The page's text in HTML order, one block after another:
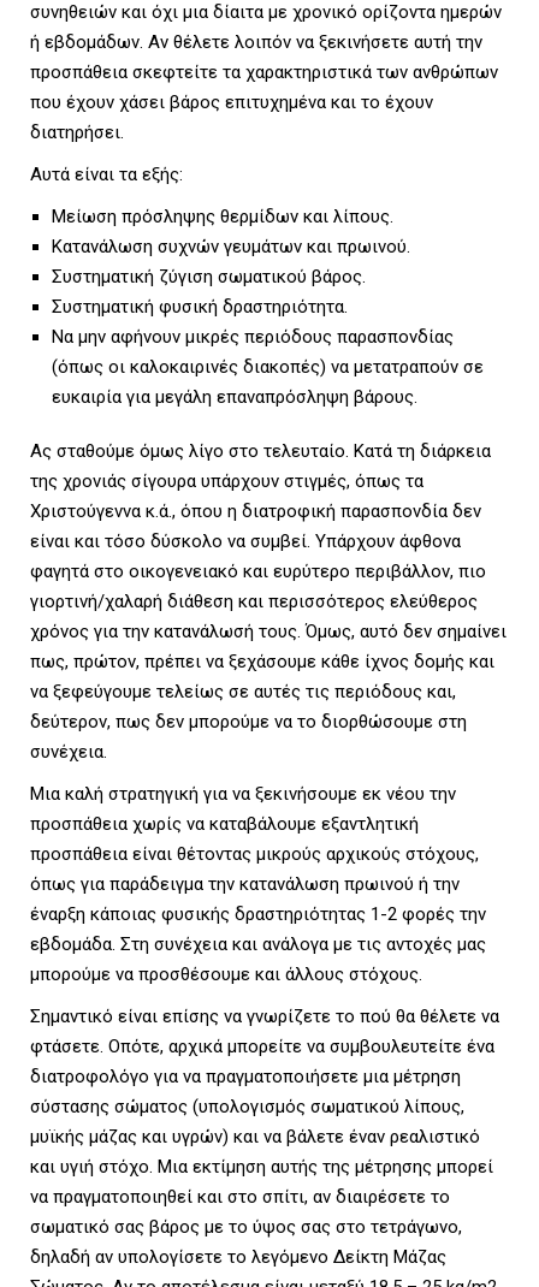
E
N
U
συνηθειών και όχι μια δίαιτα με χρονικό ορίζοντα ημερών
ή εβδομάδων. Αν θέλετε λοιπόν να ξεκινήσετε αυτή την
προσπάθεια σκεφτείτε τα χαρακτηριστικά των ανθρώπων
που έχουν χάσει βάρος επιτυχημένα και το έχουν
διατηρήσει.
Αυτά είναι τα εξής:
Μείωση πρόσληψης θερμίδων και λίπους.
Κατανάλωση συχνών γευμάτων και πρωινού.
Συστηματική ζύγιση σωματικού βάρος.
Συστηματική φυσική δραστηριότητα.
Να μην αφήνουν μικρές περιόδους παρασπονδίας
(όπως οι καλοκαιρινές διακοπές) να μετατραπούν σε
ευκαιρία για μεγάλη επαναπρόσληψη βάρους.
Ας σταθούμε όμως λίγο στο τελευταίο. Κατά τη διάρκεια
της χρονιάς σίγουρα υπάρχουν στιγμές, όπως τα
Χριστούγεννα κ.ά., όπου η διατροφική παρασπονδία δεν
είναι και τόσο δύσκολο να συμβεί. Υπάρχουν άφθονα
φαγητά στο οικογενειακό και ευρύτερο περιβάλλον, πιο
γιορτινή/χαλαρή διάθεση και περισσότερος ελεύθερος
χρόνος για την κατανάλωσή τους. Όμως, αυτό δεν σημαίνει
πως, πρώτον, πρέπει να ξεχάσουμε κάθε ίχνος δομής και
να ξεφεύγουμε τελείως σε αυτές τις περιόδους και,
δεύτερον, πως δεν μπορούμε να το διορθώσουμε στη
συνέχεια.
Μια καλή στρατηγική για να ξεκινήσουμε εκ νέου την
προσπάθεια χωρίς να καταβάλουμε εξαντλητική
προσπάθεια είναι θέτοντας μικρούς αρχικούς στόχους,
όπως για παράδειγμα την κατανάλωση πρωινού ή την
έναρξη κάποιας φυσικής δραστηριότητας 1-2 φορές την
εβδομάδα. Στη συνέχεια και ανάλογα με τις αντοχές μας
μπορούμε να προσθέσουμε και άλλους στόχους.
Σημαντικό είναι επίσης να γνωρίζετε το πού θα θέλετε να
φτάσετε. Οπότε, αρχικά μπορείτε να συμβουλευτείτε ένα
διατροφολόγο για να πραγματοποιήσετε μια μέτρηση
σύστασης σώματος (υπολογισμός σωματικού λίπους,
μυϊκής μάζας και υγρών) και να βάλετε έναν ρεαλιστικό
και υγιή στόχο. Μια εκτίμηση αυτής της μέτρησης μπορεί
να πραγματοποιηθεί και στο σπίτι, αν διαιρέσετε το
σωματικό σας βάρος με το ύψος σας στο τετράγωνο,
δηλαδή αν υπολογίσετε το λεγόμενο Δείκτη Μάζας